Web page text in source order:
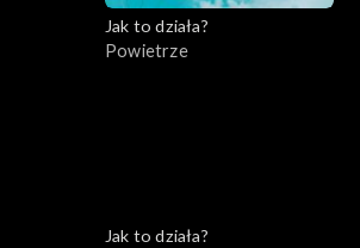
Jak to działa?
Powietrze
Jak to działa?